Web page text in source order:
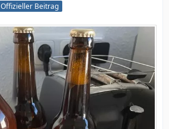
Offizieller Beitrag